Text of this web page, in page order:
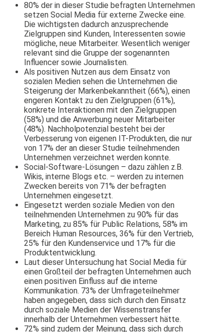
80% der in dieser Studie befragten Unternehmen
setzen Social Media für externe Zwecke eine.
Die wichtigsten dadurch anzusprechende
Zielgruppen sind Kunden, Interessenten sowie
mögliche, neue Mitarbeiter. Wesentlich weniger
relevant sind die Gruppe der sogenannten
Influencer sowie Journalisten.
Als positiven Nutzen aus dem Einsatz von
sozialen Medien sehen die Unternehmen die
Steigerung der Markenbekanntheit (66%), einen
engeren Kontakt zu den Zielgruppen (61%),
konkrete Interaktionen mit den Zielgruppen
(58%) und die Anwerbung neuer Mitarbeiter
(48%). Nachholpotenzial besteht bei der
Verbesserung von eigenen IT-Produkten, die nur
von 17% der an dieser Studie teilnehmenden
Unternehmen verzeichnet werden konnte.
Social-Software-Lösungen – dazu zählen z.B.
Wikis, interne Blogs etc. – werden zu internen
Zwecken bereits von 71% der befragten
Unternehmen eingesetzt.
Eingesetzt werden soziale Medien von den
teilnehmenden Unternehmen zu 90% für das
Marketing, zu 85% für Public Relations, 58% im
Bereich Human Resources, 36% für den Vertrieb,
25% für den Kundenservice und 17% für die
Produktentwicklung.
Laut dieser Untersuchung hat Social Media für
einen Großteil der befragten Unternehmen auch
einen positiven Einfluss auf die interne
Kommunikation. 73% der Umfrageteilnehmer
haben angegeben, dass sich durch den Einsatz
durch soziale Medien der Wissenstransfer
innerhalb der Unternehmen verbessert hätte.
72% sind zudem der Meinung, dass sich durch